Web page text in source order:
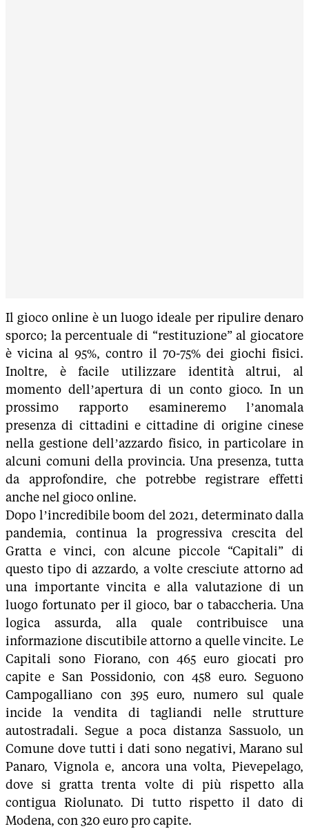
Il gioco online è un luogo ideale per ripulire denaro
sporco; la percentuale di “restituzione” al giocatore
è vicina al 95%, contro il 70-75% dei giochi fisici.
Inoltre, è facile utilizzare identità altrui, al
momento dell’apertura di un conto gioco. In un
prossimo rapporto esamineremo l’anomala
presenza di cittadini e cittadine di origine cinese
nella gestione dell’azzardo fisico, in particolare in
alcuni comuni della provincia. Una presenza, tutta
da approfondire, che potrebbe registrare effetti
anche nel gioco online.
Dopo l’incredibile boom del 2021, determinato dalla
pandemia, continua la progressiva crescita del
Gratta e vinci, con alcune piccole “Capitali” di
questo tipo di azzardo, a volte cresciute attorno ad
una importante vincita e alla valutazione di un
luogo fortunato per il gioco, bar o tabaccheria. Una
logica assurda, alla quale contribuisce una
informazione discutibile attorno a quelle vincite. Le
Capitali sono Fiorano, con 465 euro giocati pro
capite e San Possidonio, con 458 euro. Seguono
Campogalliano con 395 euro, numero sul quale
incide la vendita di tagliandi nelle strutture
autostradali. Segue a poca distanza Sassuolo, un
Comune dove tutti i dati sono negativi, Marano sul
Panaro, Vignola e, ancora una volta, Pievepelago,
dove si gratta trenta volte di più rispetto alla
contigua Riolunato. Di tutto rispetto il dato di
Modena, con 320 euro pro capite.